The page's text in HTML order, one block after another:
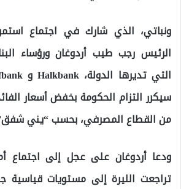
ونباتي، الذي شارك في اجتماع
الرئيس رجب طيب أردوغان ورؤساء
سيكرر التزام الحكومة بخفض أسعار
من القطاع المصرفي، بحسب “يني
ودعا أردوغان على عجل إلى اجتماع
تراجعت الليرة إلى مستويات قياسية